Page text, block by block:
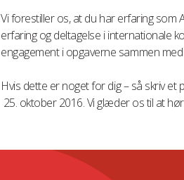
Vi forestiller os, at du har erfaring som
erfaring og deltagelse i internationale
engagement i opgaverne sammen
Hvis dette er noget for dig – så skriv et
25. oktober 2016. Vi glæder os til at